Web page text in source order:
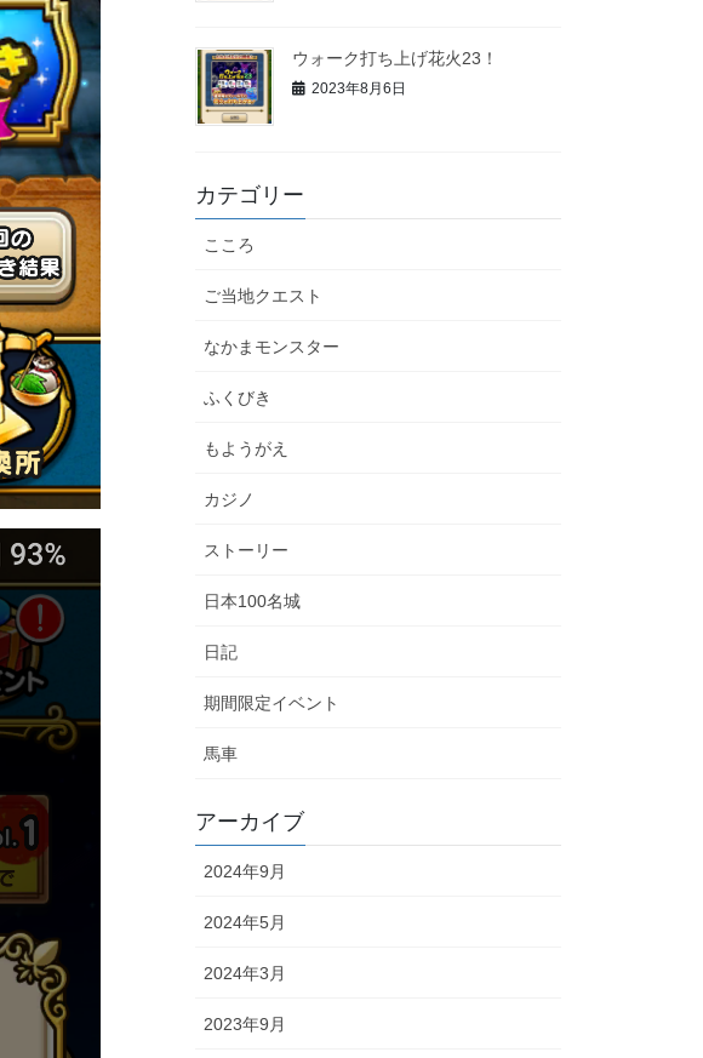
ウォーク打ち上げ花火23！
2023年8月6日
カテゴリー
こころ
ご当地クエスト
なかまモンスター
ふくびき
もようがえ
カジノ
ストーリー
日本100名城
日記
期間限定イベント
馬車
アーカイブ
2024年9月
2024年5月
2024年3月
2023年9月